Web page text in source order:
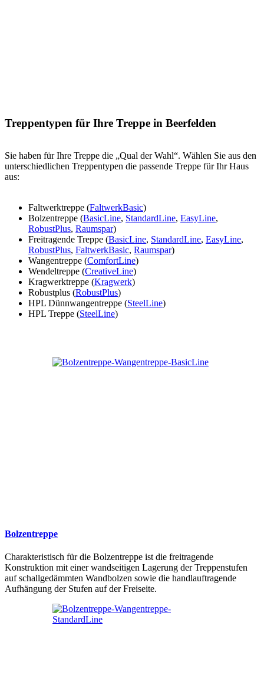
Treppentypen für Ihre Treppe in Beerfelden
Sie haben für Ihre Treppe die „Qual der Wahl“. Wählen Sie aus den
unterschiedlichen Treppentypen die passende Treppe für Ihr Haus
aus:
Faltwerktreppe (FaltwerkBasic)
Bolzentreppe (BasicLine, StandardLine, EasyLine,
RobustPlus, Raumspar)
Freitragende Treppe (BasicLine, StandardLine, EasyLine,
RobustPlus, FaltwerkBasic, Raumspar)
Wangentreppe (ComfortLine)
Wendeltreppe (CreativeLine)
Kragwerktreppe (Kragwerk)
Robustplus (RobustPlus)
HPL Dünnwangentreppe (SteelLine)
HPL Treppe (SteelLine)
Bolzentreppe
Charakteristisch für die Bolzentreppe ist die freitragende
Konstruktion mit einer wandseitigen Lagerung der Treppenstufen
auf schallgedämmten Wandbolzen sowie die handlauftragende
Aufhängung der Stufen auf der Freiseite.